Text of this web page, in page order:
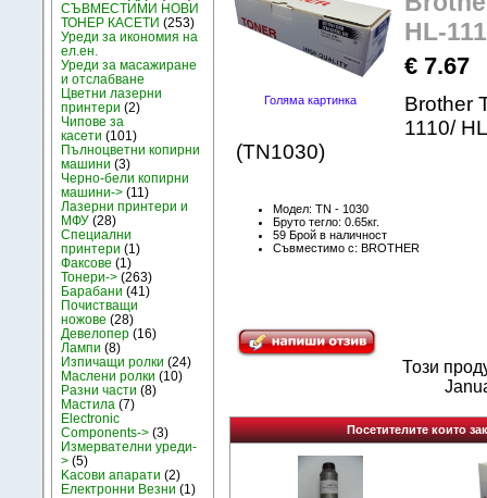
СЪВМЕСТИМИ НОВИ
ТОНЕР КАСЕТИ (253)
Уреди за икономия на
ел.ен.
Уреди за масажиране
и отслабване
Цветни лазерни
принтери (2)
Чипове за
касети (101)
Пълноцветни копирни
машини (3)
Черно-бели копирни
машини-> (11)
Лазерни принтери и
МФУ (28)
Специални
принтери (1)
Факсове (1)
Тонери-> (263)
Барабани (41)
Почистващи
ножове (28)
Девелопер (16)
Лампи (8)
Изпичащи ролки (24)
Маслени ролки (10)
Разни части (8)
Мастила (7)
Electronic
Components-> (3)
Измервателни уреди-
> (5)
Kасови апарати (2)
Електронни Везни (1)
Голяма картинка
HL-
€ 7.67
Brother
1110/
(TN1030)
Модел: TN - 1030
Бруто тегло: 0.65кг.
59 Брой в наличност
Съвместимо с: BROTHER
Този
Посетителите които